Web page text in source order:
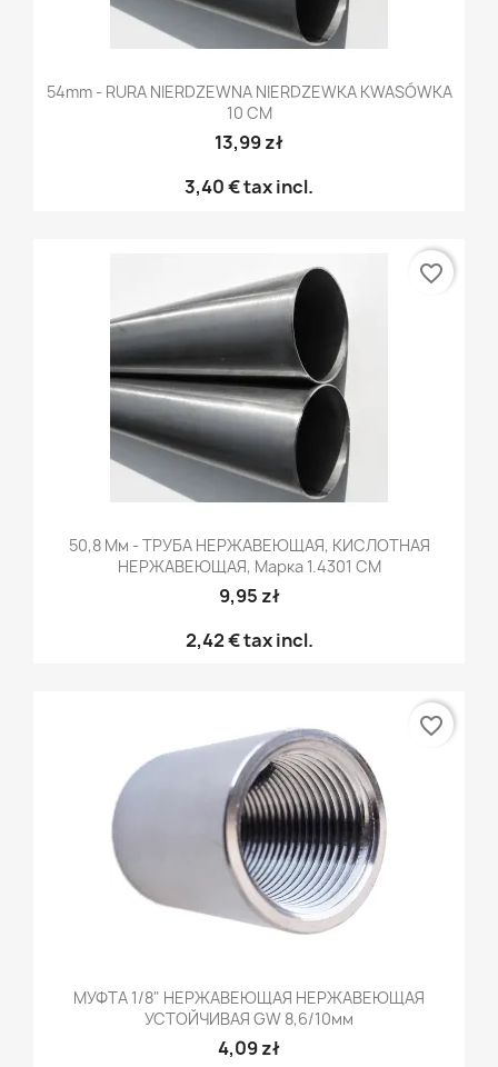
54mm - RURA NIERDZEWNA NIERDZEWKA KWASÓWKA
10 CM
13,99 zł
3,40 €tax incl.
50,8 Мм - ТРУБА НЕРЖАВЕЮЩАЯ, КИСЛОТНАЯ
НЕРЖАВЕЮЩАЯ, Марка 1.4301 CM
9,95 zł
2,42 €tax incl.
favorite_border
МУФТА 1/8" НЕРЖАВЕЮЩАЯ НЕРЖАВЕЮЩАЯ
УСТОЙЧИВАЯ GW 8,6/10мм
4,09 zł
favorite_border